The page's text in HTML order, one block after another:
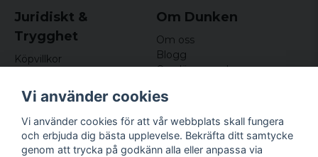
Juridiskt &
Trygghet
Köpvillkor
Om cookies
Om Dunken
Om oss
Blogg
Omdömen och
Nyhetsbrev
Kundklubb
Företagsuppgifter
Vi använder cookies
Vi använder cookies för att vår webbplats skall fungera
och erbjuda dig bästa upplevelse. Bekräfta ditt samtycke
genom att trycka på godkänn alla eller anpassa via